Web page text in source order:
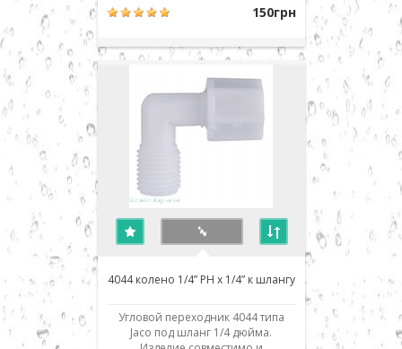
со всеми аналогичными деталями
и фильтрами обратного осмоса
Atoll, Filter1, TGI, Raifil, Zepter,
Installine, Watermelon..
150грн
4044 колено 1/4” РН x 1/4” к шлангу
Угловой переходник 4044 типа
Jaco под шланг 1/4 дюйма.